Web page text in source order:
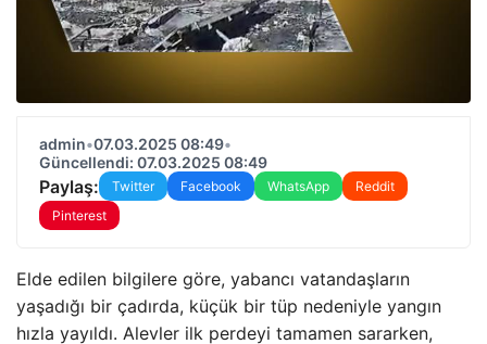
admin•07.03.2025 08:49•
Güncellendi: 07.03.2025 08:49
Paylaş: Twitter Facebook WhatsApp
Reddit
Pinterest
Elde edilen bilgilere göre, yabancı vatandaşların
yaşadığı bir çadırda, küçük bir tüp nedeniyle yangın
hızla yayıldı. Alevler ilk perdeyi tamamen sararken,